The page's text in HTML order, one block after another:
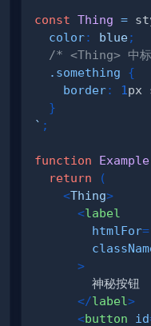
const Thing =
color: blue;
/* <Thing> 中
.something
{
border: 1 px
}
` ;
function Example
return
(
<Thing>
<label
htmlFor=
>
</label>
<button id